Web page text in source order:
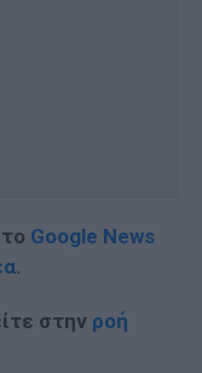
Google News
.
στην ροή